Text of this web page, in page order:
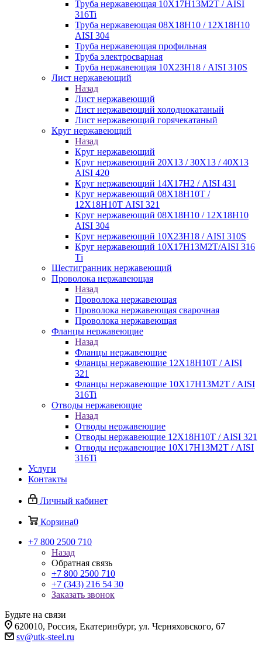
Труба нержавеющая 10Х17Н13М2Т / AISI
316Ti
Труба нержавеющая 08Х18Н10 / 12Х18Н10
AISI 304
Труба нержавеющая профильная
Труба электросварная
Труба нержавеющая 10Х23Н18 / AISI 310S
Лист нержавеющий
Назад
Лист нержавеющий
Лист нержавеющий холоднокатаный
Лист нержавеющий горячекатаный
Круг нержавеющий
Назад
Круг нержавеющий
Круг нержавеющий 20Х13 / 30Х13 / 40Х13
AISI 420
Круг нержавеющий 14Х17Н2 / AISI 431
Круг нержавеющий 08Х18Н10Т /
12Х18Н10Т AISI 321
Круг нержавеющий 08Х18Н10 / 12Х18Н10
AISI 304
Круг нержавеющий 10Х23Н18 / AISI 310S
Круг нержавеющий 10Х17Н13М2Т/AISI 316
Тi
Шестигранник нержавеющий
Проволока нержавеющая
Назад
Проволока нержавеющая
Проволока нержавеющая сварочная
Проволока нержавеющая
Фланцы нержавеющие
Назад
Фланцы нержавеющие
Фланцы нержавеющие 12Х18Н10Т / AISI
321
Фланцы нержавеющие 10Х17Н13М2Т / AISI
316Ti
Отводы нержавеющие
Назад
Отводы нержавеющие
Отводы нержавеющие 12Х18Н10Т / AISI 321
Отводы нержавеющие 10Х17Н13М2Т / AISI
316Ti
Услуги
Контакты
Личный кабинет
Корзина0
+7 800 2500 710
Назад
Обратная связь
+7 800 2500 710
+7 (343) 216 54 30
Заказать звонок
Будьте на связи
620010, Россия, Екатеринбург, ул. Черняховского, 67
sv@utk-steel.ru